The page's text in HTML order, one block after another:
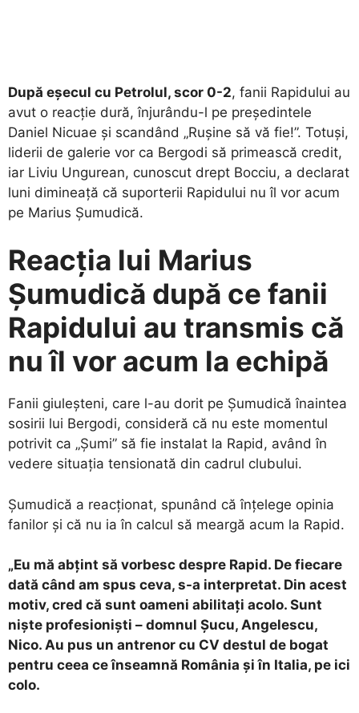
După eșecul cu Petrolul, scor 0-2, fanii Rapidului au
avut o reacție dură, înjurându-l pe președintele
Daniel Nicuae și scandând „Rușine să vă fie!”. Totuși,
liderii de galerie vor ca Bergodi să primească credit,
iar Liviu Ungurean, cunoscut drept Bocciu, a declarat
luni dimineață că suporterii Rapidului nu îl vor acum
pe Marius Șumudică.
Reacția lui Marius
Șumudică după ce fanii
Rapidului au transmis că
nu îl vor acum la echipă
Fanii giuleșteni, care l-au dorit pe Șumudică înaintea
sosirii lui Bergodi, consideră că nu este momentul
potrivit ca „Șumi” să fie instalat la Rapid, având în
vedere situația tensionată din cadrul clubului.
Șumudică a reacționat, spunând că înțelege opinia
fanilor și că nu ia în calcul să meargă acum la Rapid.
„Eu mă abțint să vorbesc despre Rapid. De fiecare
dată când am spus ceva, s-a interpretat. Din acest
motiv, cred că sunt oameni abilitați acolo. Sunt
niște profesioniști – domnul Șucu, Angelescu,
Nico. Au pus un antrenor cu CV destul de bogat
pentru ceea ce înseamnă România și în Italia, pe ici
colo.